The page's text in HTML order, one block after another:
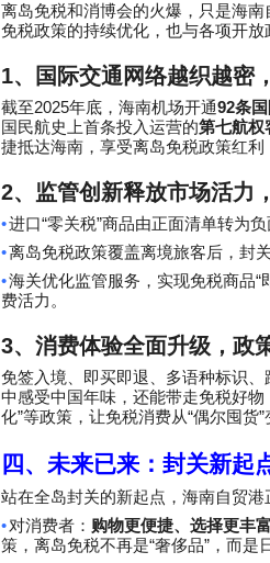
离岛免税和消博会的火爆，只是海
免税政策的持续优化，也与各项开
1、 国际交通网络越织越密
截至2025年底，海南机场开通92条
国民航史上首条投入运营的第七航权
捷抵达海南，享受离岛免税政策红利
2、 监管创新释放市场活力
•进口“零关税”商品由正面清单转为
•离岛免税政策覆盖离境旅客后，封
•海关优化监管服务，实现免税商品“
费活力。
3、 消费体验全面升级，政
免签入境、即买即退、多语种标识、
中感受中国年味，还能带走免税好物
化”等政策，让免税消费从“偶尔囤货”
四、未来已来：封关新起
站在全岛封关的新起点，海南自贸
•对消费者： 购物更便捷、选择更丰
策，离岛免税不再是“奢侈品” ，而是